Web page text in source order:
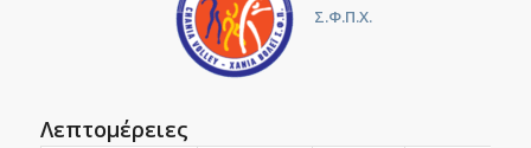
Σ.Φ.Π.Χ.
Λεπτομέρειες